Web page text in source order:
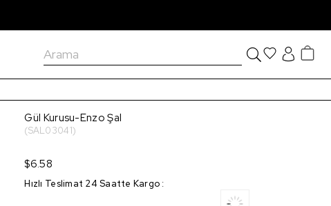
Gül Kurusu-Enzo Şal
(SAL03041)
$6.58
Hızlı Teslimat 24 Saatte Kargo :